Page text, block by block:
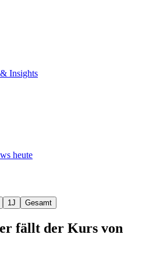
Insights
heute
1J Gesamt
fällt der Kurs von